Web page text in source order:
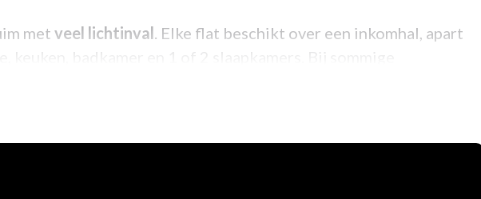
met veel lichtinval. Elke flat beschikt over een inkomhal, apart
keuken, badkamer en 1 of 2 slaapkamers. Bij sommige
nog een dressing en tuinberging voorzien.
van 11m² tot 80m². Enkele gelijkvloerse appartementen